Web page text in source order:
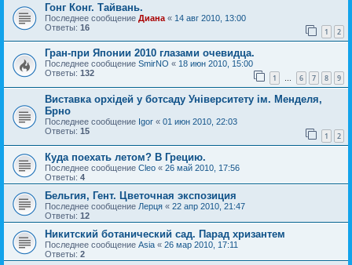
Гонг Конг. Тайвань.
Последнее сообщение Диана « 14 авг 2010, 13:00
Ответы: 16 1 2
Гран-при Японии 2010 глазами очевидца.
Последнее сообщение SmirNO « 18 июн 2010, 15:00
Ответы: 132 1 … 6 7 8 9
Виставка орхідей у ботсаду Університету ім. Менделя,
Брно
Последнее сообщение Igor « 01 июн 2010, 22:03
Ответы: 15 1 2
Куда поехать летом? В Грецию.
Последнее сообщение Cleo « 26 май 2010, 17:56
Ответы: 4
Бельгия, Гент. Цветочная экспозиция
Последнее сообщение Лерця « 22 апр 2010, 21:47
Ответы: 12
Никитский ботанический сад. Парад хризантем
Последнее сообщение Asia « 26 мар 2010, 17:11
Ответы: 2